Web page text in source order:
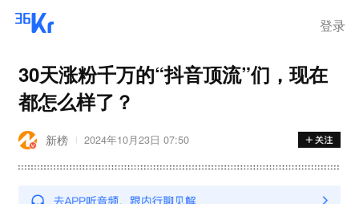
登录
30天涨粉千万的“抖音顶流”们，现在
都怎么样了？
新榜 2024年10月23日 07:50